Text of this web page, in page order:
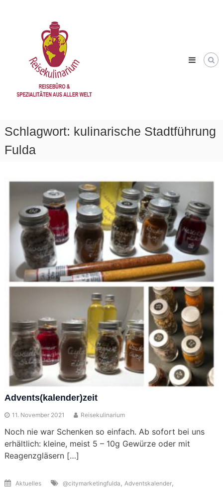
Schlagwort: kulinarische Stadtführung
Fulda
Advents(kalender)zeit
11. November 2021 Reisekulinarium
Noch nie war Schenken so einfach. Ab sofort bei uns
erhältlich: kleine, meist 5 – 10g Gewürze oder mit
Reagenzgläsern […]
Aktuelles @citymarketingfulda , Adventskalender,